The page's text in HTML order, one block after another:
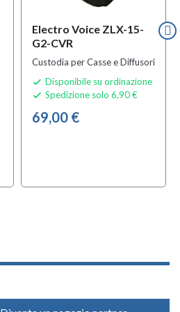
Electro Voice ZLX-15-
G2-CVR
Custodia per Casse e Diffusori
 Disponibile su ordinazione
 Spedizione solo 6,90 €
69,00 €